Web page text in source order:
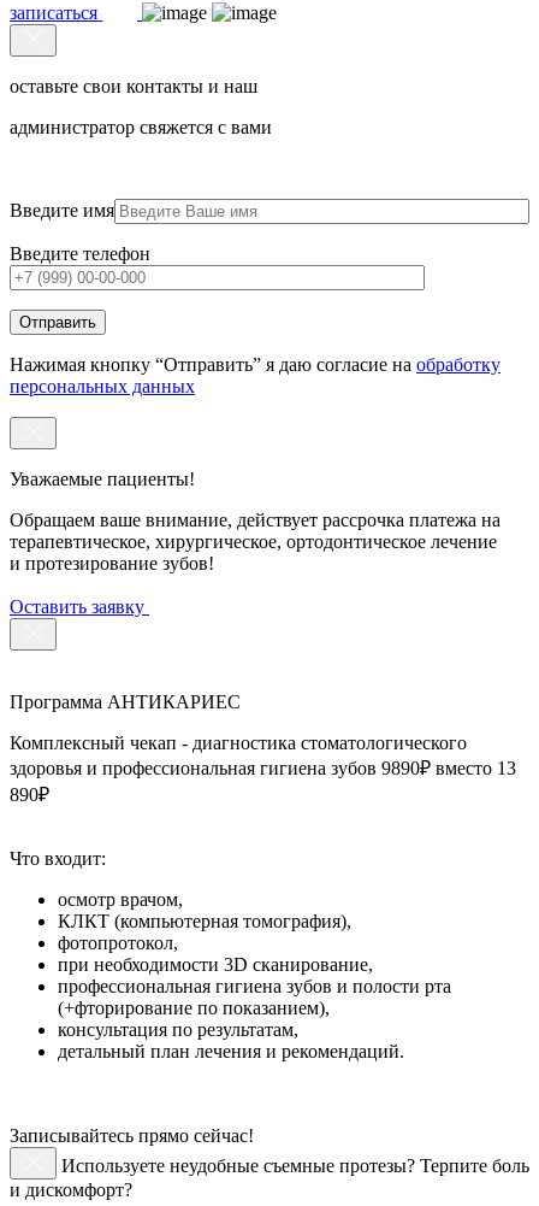
записаться
оставьте свои контакты и наш
администратор свяжется с вами
Введите имя
Введите телефон
Нажимая кнопку “Отправить” я даю согласие на обработку
персональных данных
Уважаемые пациенты!
Обращаем ваше внимание, действует рассрочка платежа на
терапевтическое, хирургическое, ортодонтическое лечение
и протезирование зубов!
Оставить заявку
Программа АНТИКАРИЕС
Комплексный чекап - диагностика стоматологического
здоровья и профессиональная гигиена зубов 9890₽ вместо 13
890₽
Что входит:
осмотр врачом,
КЛКТ (компьютерная томография),
фотопротокол,
при необходимости 3D сканирование,
профессиональная гигиена зубов и полости рта
(+фторирование по показанием),
консультация по результатам,
детальный план лечения и рекомендаций.
Записывайтесь прямо сейчас!
Используете неудобные съемные протезы? Терпите боль
и дискомфорт?